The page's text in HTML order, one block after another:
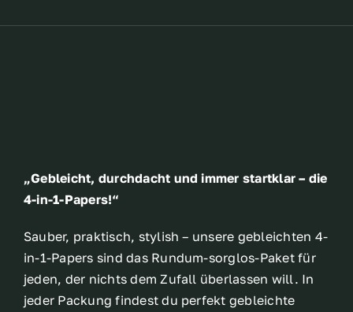
„Gebleicht, durchdacht und immer startklar – die
4-in-1-Papers!“
Sauber, praktisch, stylish – unsere gebleichten 4-
in-1-Papers sind das Rundum-sorglos-Paket für
jeden, der nichts dem Zufall überlassen will. In
jeder Packung findest du perfekt gebleichte